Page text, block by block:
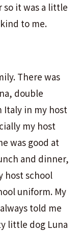
so it was a little
to me.
There was
double
Italy in my host
my host
was good at
and dinner,
host school
uniform. My
told me
little dog Luna